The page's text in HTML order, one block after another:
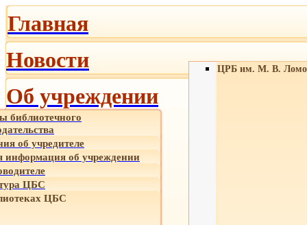
Главная
Новости
Об учреждении
библиотечного
об учредителе
об учреждении
ЦБС
ЦБС
ЦРБ им. М. В.